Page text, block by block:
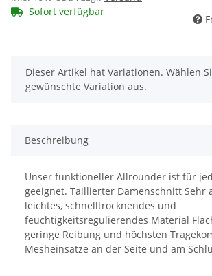
Sofort verfügbar
x
Dieser Artikel hat Variationen. Wählen
gewünschte Variation aus.
Beschreibung
Unser funktioneller Allrounder ist für
geeignet. Taillierter Damenschnitt Sehr
leichtes, schnelltrocknendes und
feuchtigkeitsregulierendes Material
geringe Reibung und höchsten
Mesheinsätze an der Seite und am